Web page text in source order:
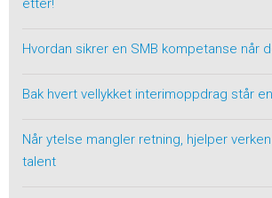
etter!
Hvordan sikrer en SMB kompetanse når
Bak hvert vellykket interimoppdrag står
Når ytelse mangler retning, hjelper
talent